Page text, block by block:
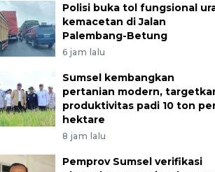
Polisi buka tol fungsional
kemacetan di Jalan
Palembang-Betung
6 jam lalu
Sumsel kembangkan
pertanian modern,
produktivitas padi 10 ton
hektare
8 jam lalu
Pemprov Sumsel verifikasi